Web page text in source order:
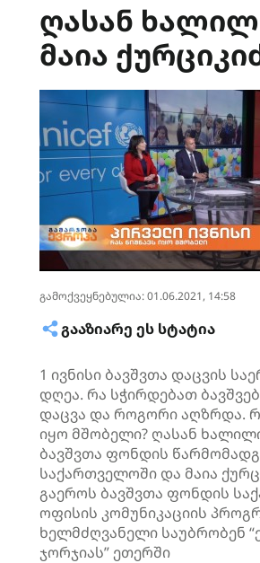
ღასან
მაია
გამოქვეყნებულია: 01.06.2021, 14:58
ᲒᲐᲐᲖᲘᲐᲠᲔ ᲔᲡ ᲡᲢᲐᲢᲘᲐ
1 ივნისი ბავშვთა დაცვის
დღეა. რა სჭირდებათ
დაცვა და როგორი აღზრდა.
იყო მშობელი? ღასან
ბავშვთა ფონდის
საქართველოში და მაია
გაეროს ბავშვთა ფონდის
ოფისის კომუნიკაციის
ხელმძღვანელი საუბრობენ
ჯორჯიას” ეთერში